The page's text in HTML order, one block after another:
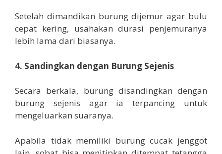
Setelah dimandikan burung dijemur agar bulu
cepat kering, usahakan durasi penjemuranya
lebih lama dari biasanya.
4. Sandingkan dengan Burung Sejenis
Secara berkala, burung disandingkan dengan
burung sejenis agar ia terpancing untuk
mengeluarkan suaranya.
Apabila tidak memiliki burung cucak jenggot